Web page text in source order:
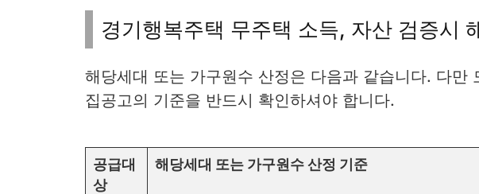
경기행복주택 무주택 소득, 자산 검증시
해당세대 또는 가구원수 산정은 다음과 같습니다. 다만
집공고의 기준을 반드시 확인하셔야 합니다.
공급대
상
해당세대 또는 가구원수 산정 기준